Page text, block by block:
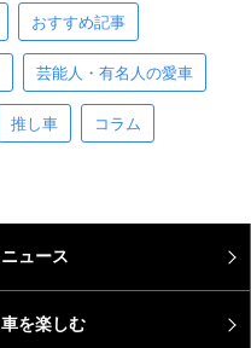
おすすめ記事
芸能人・有名人の愛車
推し車 コラム
ニュース
車を楽しむ